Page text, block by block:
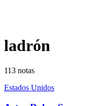
ladrón
113 notas
Estados Unidos